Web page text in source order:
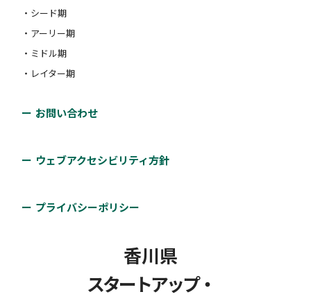
・シード期
・アーリー期
・ミドル期
・レイター期
お問い合わせ
ウェブアクセシビリティ方針
プライバシーポリシー
香川県
スタートアップ・